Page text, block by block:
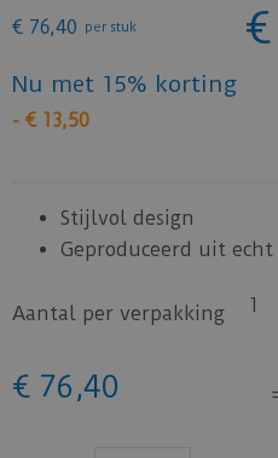
€ 76,40 per stuk €
Nu met 15% korting
- € 13,50
Stijlvol design
Geproduceerd uit echt
Aantal per verpakking 1
€ 76 ,40